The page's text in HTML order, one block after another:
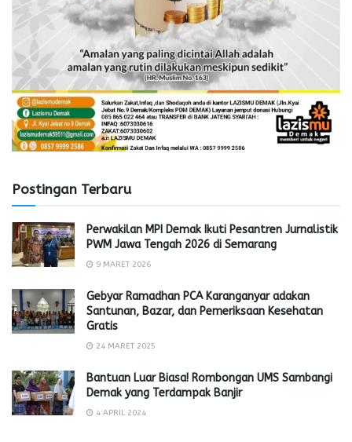
Postingan Terbaru
Perwakilan MPI Demak Ikuti Pesantren Jurnalistik
PWM Jawa Tengah 2026 di Semarang
9 MARET 2026
Gebyar Ramadhan PCA Karanganyar adakan
Santunan, Bazar, dan Pemeriksaan Kesehatan
Gratis
24 MARET 2025
Bantuan Luar Biasa! Rombongan UMS Sambangi
Demak yang Terdampak Banjir
4 APRIL 2024